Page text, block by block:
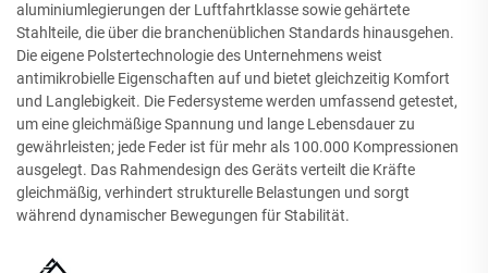
aluminiumlegierungen der Luftfahrtklasse sowie gehärtete
Stahlteile, die über die branchenüblichen Standards hinausgehen.
Die eigene Polstertechnologie des Unternehmens weist
antimikrobielle Eigenschaften auf und bietet gleichzeitig Komfort
und Langlebigkeit. Die Federsysteme werden umfassend getestet,
um eine gleichmäßige Spannung und lange Lebensdauer zu
gewährleisten; jede Feder ist für mehr als 100.000 Kompressionen
ausgelegt. Das Rahmendesign des Geräts verteilt die Kräfte
gleichmäßig, verhindert strukturelle Belastungen und sorgt
während dynamischer Bewegungen für Stabilität.